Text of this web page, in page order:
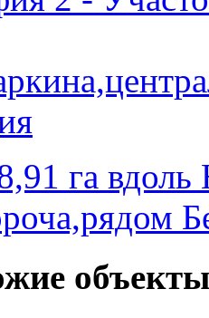
8,91 га